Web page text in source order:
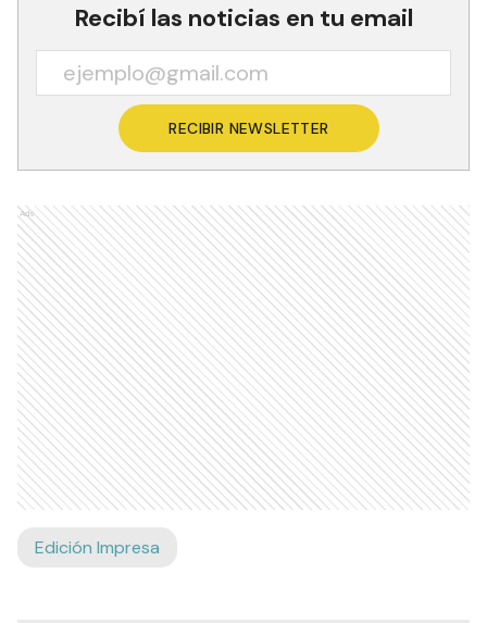
Recibí las noticias en tu email
RECIBIR NEWSLETTER
Ads
Edición Impresa